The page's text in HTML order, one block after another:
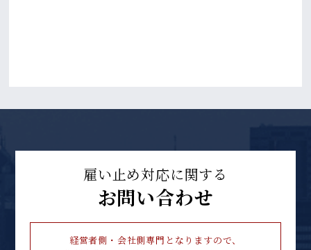
雇い止め対応に関する
お問い合わせ
経営者側・会社側専門となりますので、